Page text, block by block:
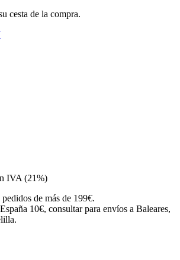
cesta de la compra.
IVA (21%)
de más de 199€.
10€, consultar para envíos a Baleares,